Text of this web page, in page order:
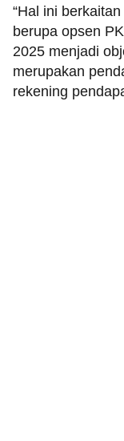
“Hal ini
berupa opsen
2025 menjadi
merupakan
rekening